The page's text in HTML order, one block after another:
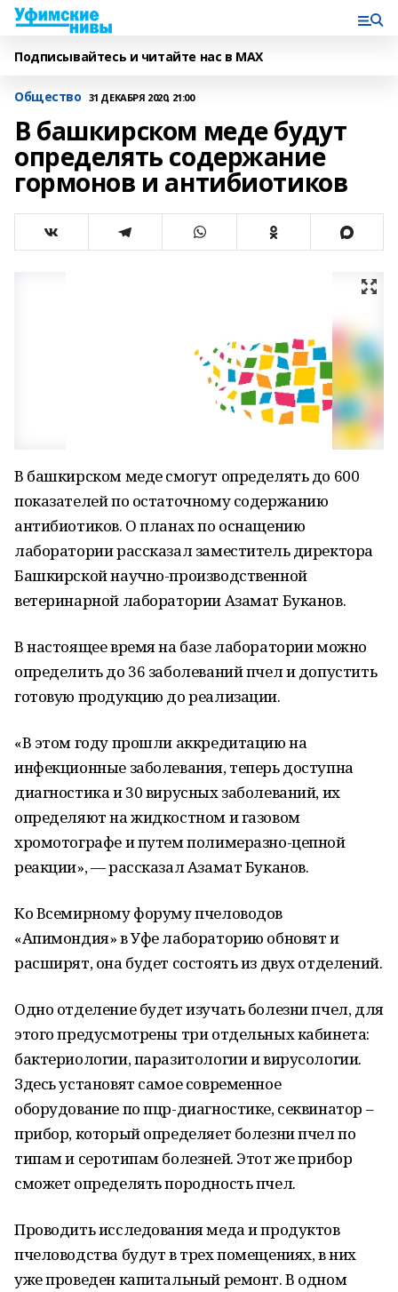
Подписывайтесь и читайте нас в MAX
Общество 31 ДЕКАБРЯ 2020, 21:00
В башкирском меде будут
определять содержание
гормонов и антибиотиков
В башкирском меде смогут определять до 600
показателей по остаточному содержанию
антибиотиков. О планах по оснащению
лаборатории рассказал заместитель директора
Башкирской научно-производственной
ветеринарной лаборатории Азамат Буканов.
В настоящее время на базе лаборатории можно
определить до 36 заболеваний пчел и допустить
готовую продукцию до реализации.
«В этом году прошли аккредитацию на
инфекционные заболевания, теперь доступна
диагностика и 30 вирусных заболеваний, их
определяют на жидкостном и газовом
хромотографе и путем полимеразно-цепной
реакции», — рассказал Азамат Буканов.
Ко Всемирному форуму пчеловодов
«Апимондия» в Уфе лабораторию обновят и
расширят, она будет состоять из двух отделений.
Одно отделение будет изучать болезни пчел, для
этого предусмотрены три отдельных кабинета:
бактериологии, паразитологии и вирусологии.
Здесь установят самое современное
оборудование по пцр-диагностике, секвинатор –
прибор, который определяет болезни пчел по
типам и серотипам болезней. Этот же прибор
сможет определять породность пчел.
Проводить исследования меда и продуктов
пчеловодства будут в трех помещениях, в них
уже проведен капитальный ремонт. В одном